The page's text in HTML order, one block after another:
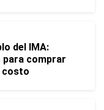
del IMA:
para comprar
costo